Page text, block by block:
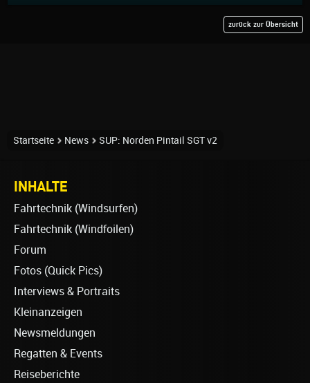
zurück zur Übersicht
Startseite News SUP: Norden Pintail SGT v2
INHALTE
Fahrtechnik (Windsurfen)
Fahrtechnik (Windfoilen)
Forum
Fotos (Quick Pics)
Interviews & Portraits
Kleinanzeigen
Newsmeldungen
Regatten & Events
Reiseberichte